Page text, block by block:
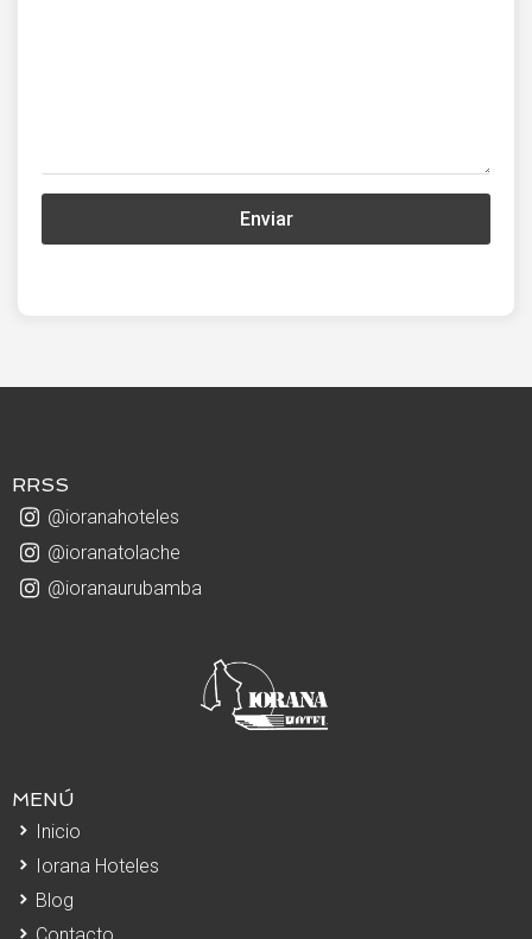
Enviar
MENÚ
Inicio
Iorana Hoteles
Blog
RRSS
@ioranahoteles
@ioranatolache
@ioranaurubamba